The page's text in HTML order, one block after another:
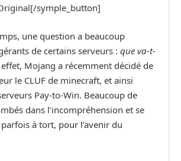
symple_button]
une question a beaucoup
de certains serveurs : que va-t-
Mojang a récemment décidé de
le CLUF de minecraft, et ainsi
Pay-to-Win. Beaucoup de
dans l’incompréhension et se
à tort, pour l’avenir du